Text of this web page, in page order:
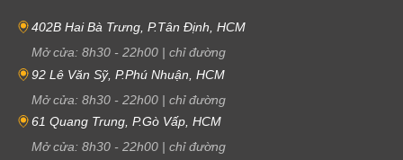
402B Hai Bà Trưng, P.Tân Định, HCM
Mở cửa: 8h30 - 22h00 | chỉ đường
92 Lê Văn Sỹ, P.Phú Nhuận, HCM
Mở cửa: 8h30 - 22h00 | chỉ đường
61 Quang Trung, P.Gò Vấp, HCM
Mở cửa: 8h30 - 22h00 | chỉ đường